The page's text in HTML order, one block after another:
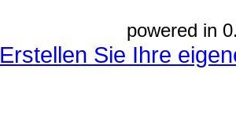
powered in
Erstellen Sie Ihre